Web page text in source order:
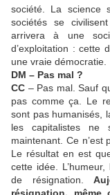
société. La science
sociétés se
arrivera à une
d’exploitation : cette
une vraie démocratie.
DM – Pas mal ?
CC – Pas mal. Sauf
pas comme ça. Le
sont pas humanisés,
les capitalistes ne
maintenant. Ce n’est
Le résultat en est
cette idée.
de résignation.